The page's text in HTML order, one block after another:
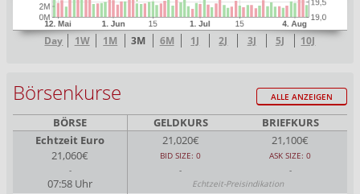
Day 1W 1M 3M 6M 1J 2J 3J 5J 10J
Börsenkurse ALLE ANZEIGEN
BÖRSE GELDKURS
BRIEFKURS
Echtzeit Euro
21,020€
21,100€
21,060€
BID SIZE: 0
ASK SIZE: 0
-
- -
07:58 Uhr Echtzeit-Preisindikation